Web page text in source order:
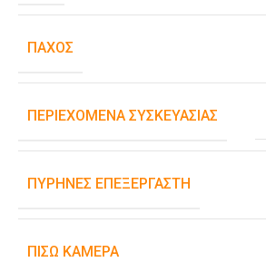
ΠΆΧΟΣ
ΠΕΡΙΕΧΌΜΕΝΑ ΣΥΣΚΕΥΑΣΊΑΣ
ΠΥΡΉΝΕΣ ΕΠΕΞΕΡΓΑΣΤΉ
ΠΊΣΩ ΚΆΜΕΡΑ